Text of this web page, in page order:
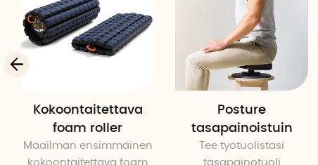
Kokoontaitettava
foam roller
Maailman ensimmäinen
kokoontaitettava foam
Posture
tasapainoistuin
Tee työtuolistasi
tasapainotuoli